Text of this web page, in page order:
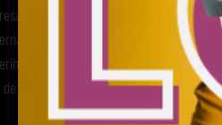
mayorista con
que
y
la moda.